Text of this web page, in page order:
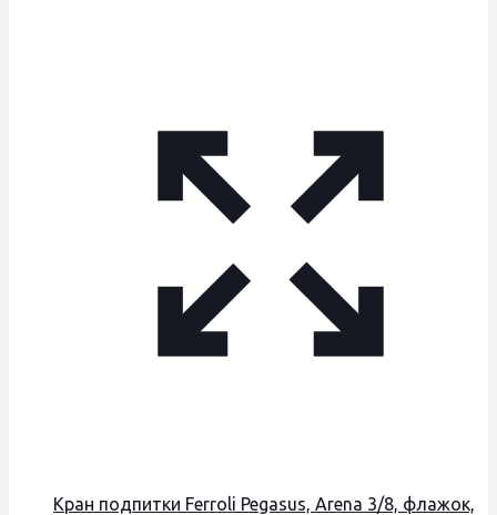
Кран подпитки Ferroli Pegasus, Arena 3/8, флажок,